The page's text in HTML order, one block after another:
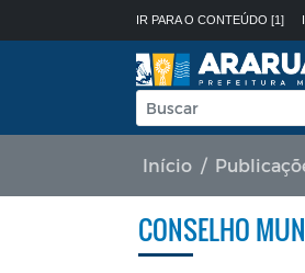
IR PARA O CONTEÚDO [1]
Início
CONSELHO